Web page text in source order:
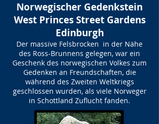
Norwegischer Gedenkstein
West Princes Street Gardens
Edinburgh
Der massive Felsbrocken in der Nähe
des Ross-Brunnens gelegen, war ein
Geschenk des norwegischen Volkes zum
Gedenken an Freundschaften, die
während des Zweiten Weltkriegs
geschlossen wurden, als viele Norweger
in Schottland Zuflucht fanden.